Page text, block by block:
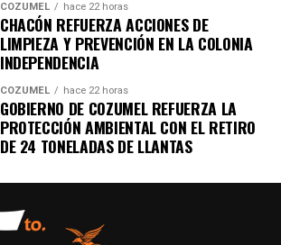
COZUMEL hace 22 horas
CHACÓN REFUERZA ACCIONES DE
LIMPIEZA Y PREVENCIÓN EN LA COLONIA
INDEPENDENCIA
COZUMEL hace 22 horas
GOBIERNO DE COZUMEL REFUERZA LA
PROTECCIÓN AMBIENTAL CON EL RETIRO
DE 24 TONELADAS DE LLANTAS